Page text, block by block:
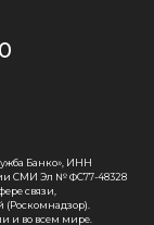
Банко», ИНН
СМИ Эл № ФС77-48328
связи,
и во всем мире.